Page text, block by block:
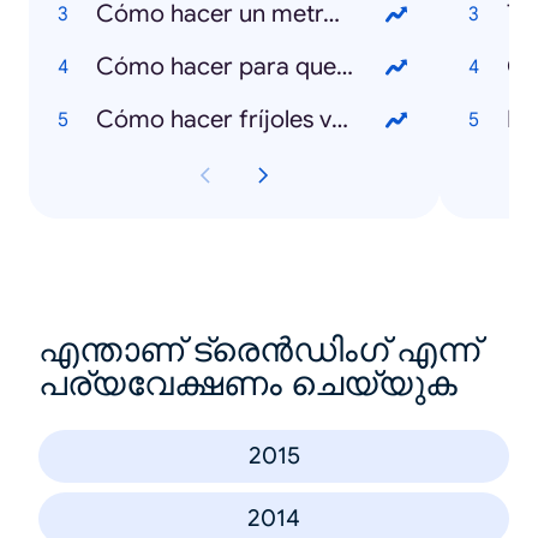
Cómo hacer un metro con pulgadas
Cómo hacer para que mi cabello no quede tan crespo
Cómo hacer fríjoles verdes
എന്താണ് ട്രെൻഡിംഗ് എന്ന്
പര്യവേക്ഷണം ചെയ്യുക
2015
2014